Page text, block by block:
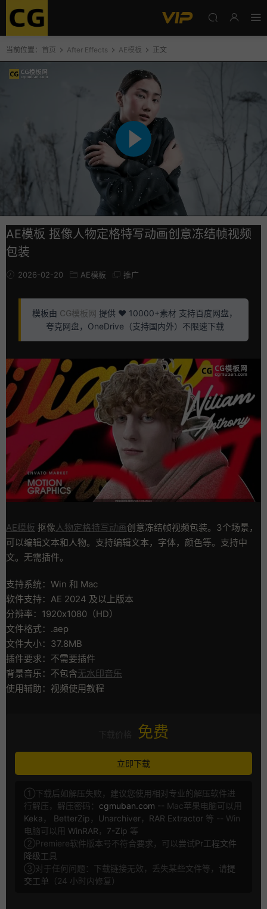
当前位置： 首页 After Effects AE模板 正文
AE模板 抠像人物定格特写动画创意冻结帧视频
包装
2026-02-20 AE模板 推广
模板由 CG模板网 提供 ❤️ 10000+素材 支持百度网盘，
夸克网盘，OneDrive（支持国内外）不限速下载
AE模板 抠像 人物定格特写动画创意冻结帧视频包装。3个场景，
可以编辑文本和人物。支持编辑文本，字体，颜色等。支持中
文。无需插件。
支持系统：Win 和 Mac
软件支持：AE 2024 及以上版本
分辨率：1920x1080（HD）
文件格式：.aep
文件大小：37.8MB
插件要求：不需要插件
背景音乐：不包含无水印音乐
使用辅助：视频使用教程
免费
立即下载
①下载后如解压失败，建议您使用相对专业的解压软件进
行解压，解压密码： cgmuban.com -- Mac苹果电脑可以用
Keka ， BetterZip ， Unarchiver， RAR Extractor 等 -- Win
电脑可以用 WinRAR ， 7-Zip 等
②Premiere软件版本号不符合要求，可以尝试Pr工程文件
降级工具
③对于任何问题：下载链接无效，丢失某些文件等，请提
交工单 （24 小时内修复）